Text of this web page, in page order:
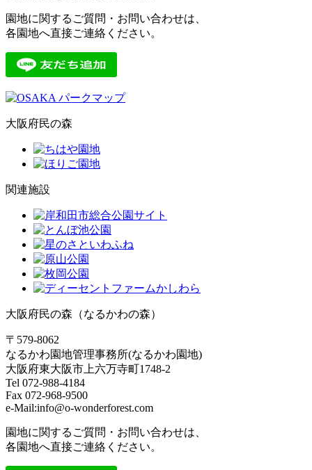
園地に関するご質問・お問い合わせは、
各園地へ直接ご連絡ください。
大阪府民の森
関連施設
大阪府民の森（なるかわの森）
〒579-8062
なるかわ園地管理事務所(なるかわ園地)
大阪府東大阪市上六万寺町1748-2
Tel 072-988-4184
Fax 072-968-9500
e-Mail:info@o-wonderforest.com
園地に関するご質問・お問い合わせは、
各園地へ直接ご連絡ください。